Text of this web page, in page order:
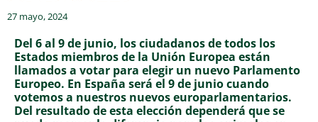
27 mayo, 2024
Del 6 al 9 de junio, los ciudadanos de todos los
Estados miembros de la Unión Europea están
llamados a votar para elegir un nuevo Parlamento
Europeo. En España será el 9 de junio cuando
votemos a nuestros nuevos europarlamentarios.
Del resultado de esta elección dependerá que se